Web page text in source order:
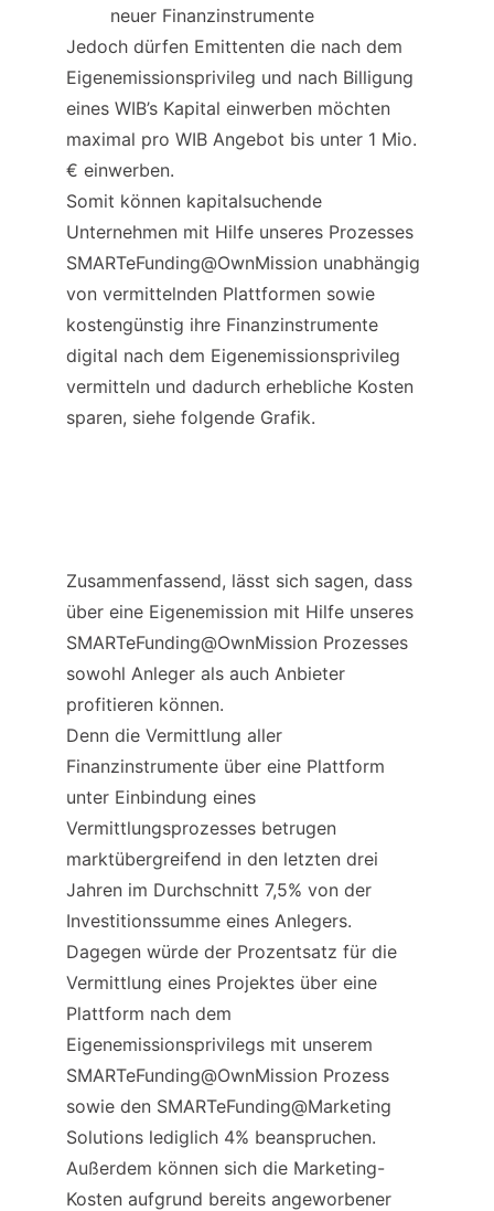
neuer Finanzinstrumente
Jedoch dürfen Emittenten die nach dem
Eigenemissionsprivileg und nach Billigung
eines WIB’s Kapital einwerben möchten
maximal pro WIB Angebot bis unter 1 Mio.
€ einwerben.
Somit können kapitalsuchende
Unternehmen mit Hilfe unseres Prozesses
SMARTeFunding@OwnMission unabhängig
von vermittelnden Plattformen sowie
kostengünstig ihre Finanzinstrumente
digital nach dem Eigenemissionsprivileg
vermitteln und dadurch erhebliche Kosten
sparen, siehe folgende Grafik.
Zusammenfassend, lässt sich sagen, dass
über eine Eigenemission mit Hilfe unseres
SMARTeFunding@OwnMission Prozesses
sowohl Anleger als auch Anbieter
profitieren können.
Denn die Vermittlung aller
Finanzinstrumente über eine Plattform
unter Einbindung eines
Vermittlungsprozesses betrugen
marktübergreifend in den letzten drei
Jahren im Durchschnitt 7,5% von der
Investitionssumme eines Anlegers.
Dagegen würde der Prozentsatz für die
Vermittlung eines Projektes über eine
Plattform nach dem
Eigenemissionsprivilegs mit unserem
SMARTeFunding@OwnMission Prozess
sowie den SMARTeFunding@Marketing
Solutions lediglich 4% beanspruchen.
Außerdem können sich die Marketing-
Kosten aufgrund bereits angeworbener